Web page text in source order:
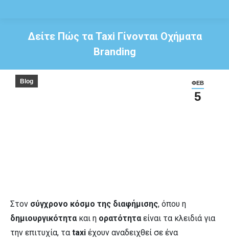
Δείτε Πώς τα Taxi Γίνονται Οχήματα
Branding
ΦΕΒ
5
Blog
Στον σύγχρονο κόσμο της διαφήμισης, όπου η
δημιουργικότητακαι η ορατότηταείναι τα κλειδιά για
την επιτυχία, τα taxi έχουν αναδειχθεί σε ένα